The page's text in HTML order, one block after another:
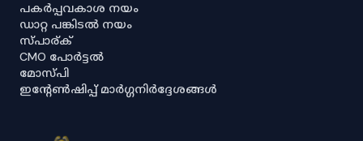
പകർപ്പവകാശ നയം
ഡാറ്റ പങ്കിടൽ നയം
സ്പാര്ക്
CMO പോർട്ടൽ
മോസ്പി
ഇൻ്റേൺഷിപ്പ് മാർഗ്ഗനിർദ്ദേശങ്ങൾ